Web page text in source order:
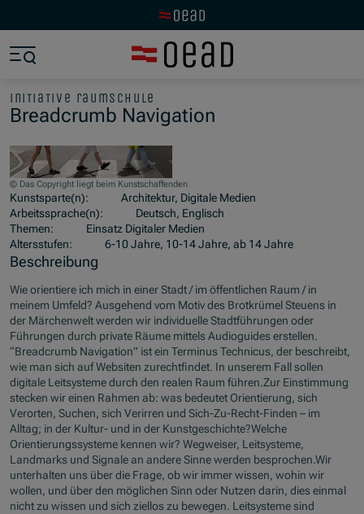
initiative raumschule
Breadcrumb Navigation
© Das Copyright liegt beim Kunstschaffenden
Kunstsparte(n):
Architektur, Digitale Medien
Arbeitssprache(n):
Deutsch, Englisch
Themen:
Einsatz Digitaler Medien
Altersstufen:
6-10 Jahre, 10-14 Jahre, ab 14 Jahre
Beschreibung
Wie orientiere ich mich in einer Stadt / im öffentlichen Raum / in
meinem Umfeld? Ausgehend vom Motiv des Brotkrümel Steuens in
der Märchenwelt werden wir individuelle Stadtführungen oder
Führungen durch private Räume mittels Audioguides erstellen.
“Breadcrumb Navigation” ist ein Terminus Technicus, der beschreibt,
wie man sich auf Websiten zurechtfindet. In unserem Fall sollen
digitale Leitsysteme durch den realen Raum führen.Zur Einstimmung
stecken wir einen Rahmen ab: was bedeutet Orientierung, sich
Verorten, Suchen, sich Verirren und Sich-Zu-Recht-Finden – im
Alltag; in der Kultur- und in der Kunstgeschichte?Welche
Orientierungssysteme kennen wir? Wegweiser, Leitsysteme,
Landmarks und Signale an andere Sinne werden besprochen.Wir
unterhalten uns über die Frage, ob wir immer wissen, wohin wir
wollen, und über den möglichen Sinn oder Nutzen darin, dies einmal
nicht zu wissen und sich ziellos zu bewegen. Leitsysteme sind